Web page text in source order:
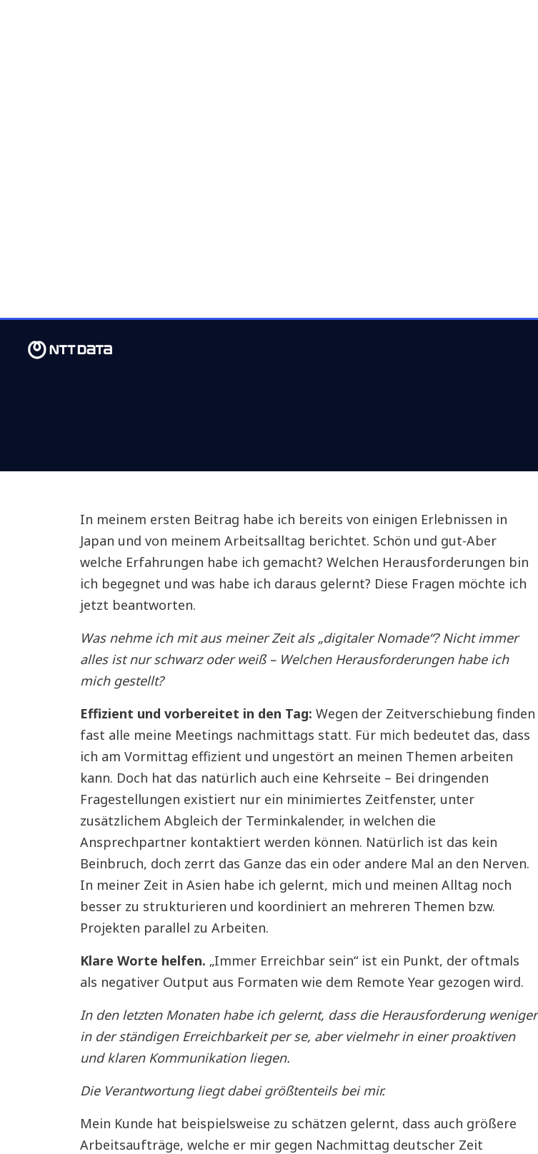
In meinem ersten Beitrag habe ich bereits von einigen Erlebnissen in
Japan und von meinem Arbeitsalltag berichtet. Schön und gut-Aber
welche Erfahrungen habe ich gemacht? Welchen Herausforderungen bin
ich begegnet und was habe ich daraus gelernt? Diese Fragen möchte ich
jetzt beantworten.
Was nehme ich mit aus meiner Zeit als „digitaler Nomade“? Nicht immer
alles ist nur schwarz oder weiß – Welchen Herausforderungen habe ich
mich gestellt?
Effizient und vorbereitet in den Tag: Wegen der Zeitverschiebung finden
fast alle meine Meetings nachmittags statt. Für mich bedeutet das, dass
ich am Vormittag effizient und ungestört an meinen Themen arbeiten
kann. Doch hat das natürlich auch eine Kehrseite – Bei dringenden
Fragestellungen existiert nur ein minimiertes Zeitfenster, unter
zusätzlichem Abgleich der Terminkalender, in welchen die
Ansprechpartner kontaktiert werden können. Natürlich ist das kein
Beinbruch, doch zerrt das Ganze das ein oder andere Mal an den Nerven.
In meiner Zeit in Asien habe ich gelernt, mich und meinen Alltag noch
besser zu strukturieren und koordiniert an mehreren Themen bzw.
Projekten parallel zu Arbeiten.
Klare Worte helfen. „Immer Erreichbar sein“ ist ein Punkt, der oftmals
als negativer Output aus Formaten wie dem Remote Year gezogen wird.
In den letzten Monaten habe ich gelernt, dass die Herausforderung weniger
in der ständigen Erreichbarkeit per se, aber vielmehr in einer proaktiven
und klaren Kommunikation liegen.
Die Verantwortung liegt dabei größtenteils bei mir.
Mein Kunde hat beispielsweise zu schätzen gelernt, dass auch größere
Arbeitsaufträge, welche er mir gegen Nachmittag deutscher Zeit